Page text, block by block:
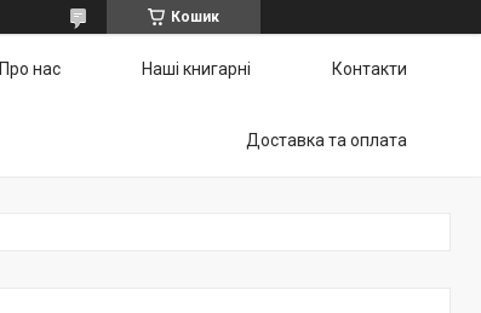
Кошик
Про нас Наші книгарні Контакти
Доставка та оплата